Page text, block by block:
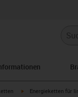
right igus-icon-arrow-right
Energieketten für